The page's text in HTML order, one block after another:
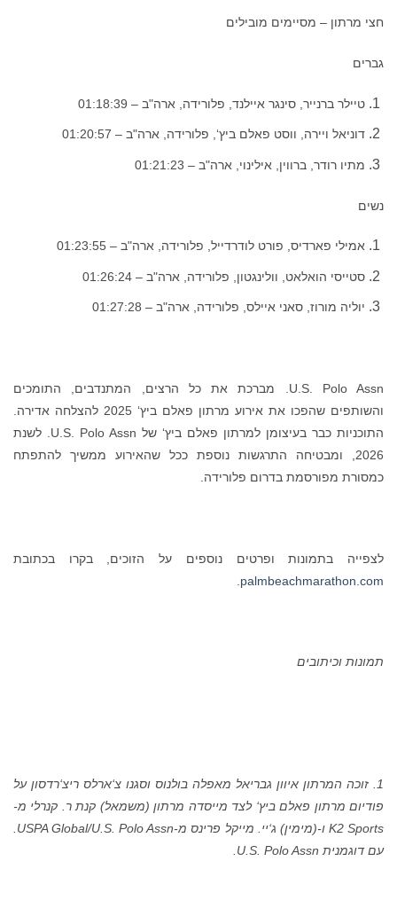
חצי מרתון – מסיימים מובילים
גברים
טיילר ברנייר, סינגר איילנד, פלורידה, ארה"ב – 01:18:39
דוניאל ויירה, ווסט פאלם ביץ‘, פלורידה, ארה"ב – 01:20:57
מתיו רודר, ברווין, אילינוי, ארה"ב – 01:21:23
נשים
אמילי פארדיס, פורט לודרדייל, פלורידה, ארה"ב – 01:23:55
סטייסי הואלאט, וולינגטון, פלורידה, ארה"ב – 01:26:24
יוליה מורוז, סאני איילס, פלורידה, ארה"ב – 01:27:28
U.S. Polo Assn. מברכת את כל הרצים, המתנדבים, התומכים
והשותפים שהפכו את אירוע מרתון פאלם ביץ‘ 2025 להצלחה אדירה.
התוכניות כבר בעיצומן למרתון פאלם ביץ‘ של U.S. Polo Assn. לשנת
2026, ומבטיחה התרגשות נוספת ככל שהאירוע ממשיך להתפתח
כמסורת מפורסמת בדרום פלורידה.
לצפייה בתמונות ופרטים נוספים על הזוכים, בקרו בכתובת
palmbeachmarathon.com
תמונות וכיתובים
1. זוכה המרתון איוון גבריאל מאפלה בולנוס וסגנו צ‘ארלס ריצ‘רדסון על
פודיום מרתון פאלם ביץ‘ לצד מייסדה מרתון (משמאל) קנת ר. קנרלי מ-
עם דוגמנית U.S. Polo Assn.